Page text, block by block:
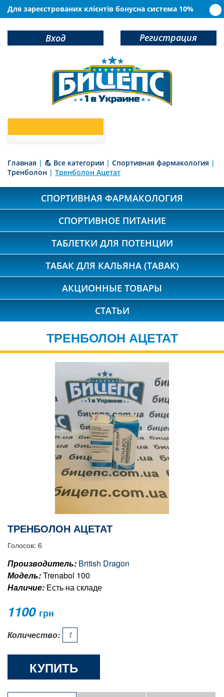
Для зареєстрованих клієнтів бонусна система 10%
Вход Регистрация
Главная | 💪 Все категории | Спортивная фармакология |
Тренболон | Тренболон Ацетат
СПОРТИВНАЯ ФАРМАКОЛОГИЯ
СПОРТИВНОЕ ПИТАНИЕ
ТАБЛЕТКИ ДЛЯ ПОТЕНЦИИ
ТАБАК ДЛЯ КАЛЬЯНА (TABAK)
АКЦИОННЫЕ ТОВАРЫ
СТАТЬИ
ТРЕНБОЛОН АЦЕТАТ
ТРЕНБОЛОН АЦЕТАТ
Голосов: 6
Производитель: British Dragon
Модель:Trenabol 100
Наличие: Есть на складе
1100 грн
Количество:
КУПИТЬ